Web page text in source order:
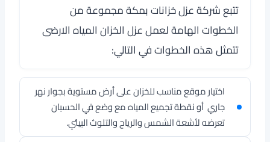
تتبعشركة عزل خزانات بمكةمجموعة من
الخطوات الهامة لعمل عزل الخزان المياه الارضى
تتمثل هذه الخطوات في التالي:
اختيار موقع مناسب للخزان على أرض مستوية بجوار نهر
جاري أو نقطة تجميع المياه مع وضع في الحسبان
تعرضه لأشعة الشمس والرياح والتلوث البيئي.